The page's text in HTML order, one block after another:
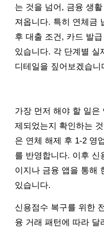
는 것을 넘어, 금융 생
져옵니다. 특히 연체금
후 대출 조건, 카드 발
있습니다. 각 단계별 실
디테일을 짚어보겠습니
가장 먼저 해야 할 일은
제되었는지 확인하는
은 연체 해제 후 1-2 영
를 반영합니다. 이후 신
이지나 금융 앱을 통해
있습니다.
신용점수 복구를 위한
융 거래 패턴에 따라 달